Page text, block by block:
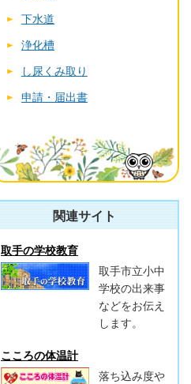
下水道
浄化槽
し尿くみ取り
申請・届出書
関連サイト
取手の学校教育
取手市立小中
学校の出来事
などをお伝え
します。
こころの体温計
落ち込み度や